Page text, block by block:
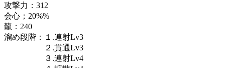
攻撃力：312
会心；20%%
龍：240
溜め段階：１.連射Lv3
２.貫通Lv3
３.連射Lv4